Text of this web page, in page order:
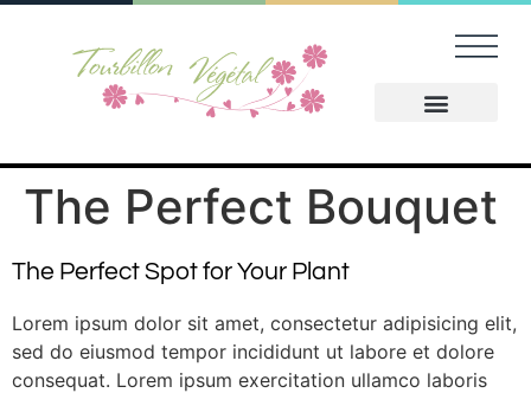
The Perfect Bouquet
The Perfect Spot for Your Plant
Lorem ipsum dolor sit amet, consectetur adipisicing elit,
sed do eiusmod tempor incididunt ut labore et dolore
consequat. Lorem ipsum exercitation ullamco laboris